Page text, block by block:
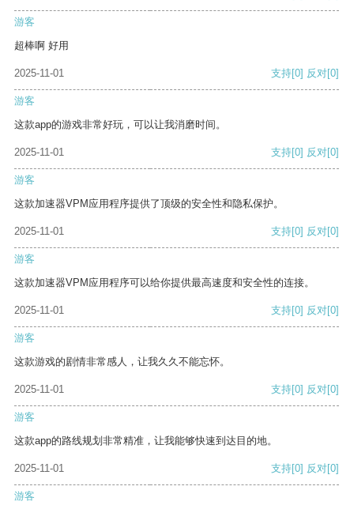
游客
超棒啊 好用
2025-11-01 支持[0] 反对[0]
游客
这款app的游戏非常好玩，可以让我消磨时间。
2025-11-01 支持[0] 反对[0]
游客
这款加速器VPM应用程序提供了顶级的安全性和隐私保护。
2025-11-01 支持[0] 反对[0]
游客
这款加速器VPM应用程序可以给你提供最高速度和安全性的连接。
2025-11-01 支持[0] 反对[0]
游客
这款游戏的剧情非常感人，让我久久不能忘怀。
2025-11-01 支持[0] 反对[0]
游客
这款app的路线规划非常精准，让我能够快速到达目的地。
2025-11-01 支持[0] 反对[0]
游客